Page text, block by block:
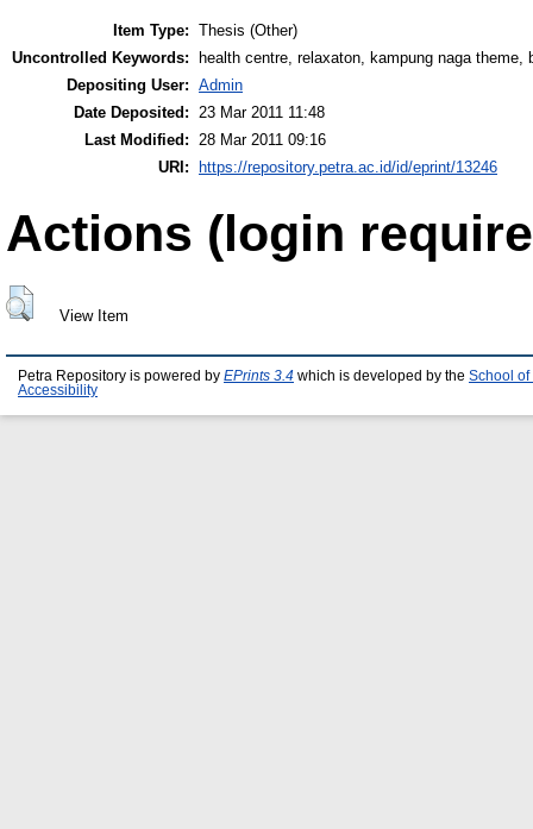
Item Type: Thesis (Other)
Uncontrolled Keywords: health centre, relaxaton, kampung naga theme,
Depositing User: Admin
Date Deposited:
23 Mar 2011 11:48
Last Modified:
28 Mar 2011 09:16
URI: https://repository.petra.ac.id/id/eprint/13246
Actions (login
View Item
Petra Repository is powered by EPrints 3.4 which is developed by the School of
Accessibility